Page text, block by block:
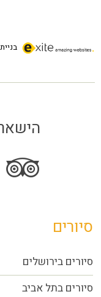
סיורים
סיורים בירושלים
סיורים בתל אביב